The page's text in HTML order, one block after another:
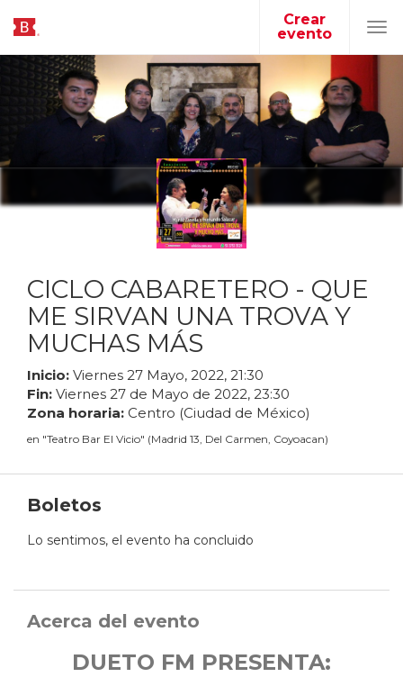
Crear
evento
CICLO CABARETERO - QUE
ME SIRVAN UNA TROVA Y
MUCHAS MÁS
Inicio: Viernes 27 Mayo, 2022, 21:30
Fin: Viernes 27 de Mayo de 2022, 23:30
Zona horaria: Centro (Ciudad de México)
en "Teatro Bar El Vicio" (Madrid 13, Del Carmen, Coyoacan)
Boletos
Lo sentimos, el evento ha concluido
Acerca del evento
DUETO FM PRESENTA: